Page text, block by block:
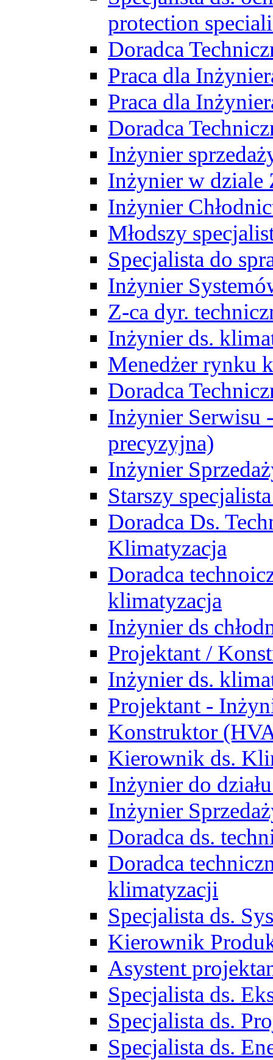
protection
Doradca
Praca dla
Praca dla
Doradca
Inżynier
Inżynier w dziale
Inżynier
Młodszy
Specjalista do
Inżynier
Z-ca dyr.
Inżynier ds.
Menedżer rynku
Doradca
Inżynier Serwisu
precyzyjna)
Inżynier
Starszy
Doradca Ds.
Klimatyzacja
Doradca
klimatyzacja
Inżynier ds
Projektant /
Inżynier ds.
Projektant -
Konstruktor
Kierownik ds.
Inżynier do
Inżynier
Doradca ds.
Doradca
klimatyzacji
Specjalista ds.
Kierownik
Asystent
Specjalista ds.
Specjalista ds.
Specjalista ds.